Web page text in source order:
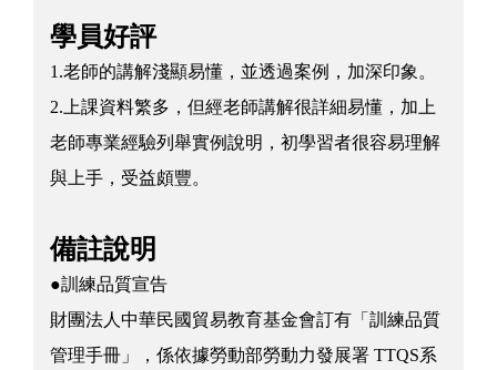
學員好評
1.老師的講解淺顯易懂，並透過案例，加深印象。
2.上課資料繁多，但經老師講解很詳細易懂，加上
老師專業經驗列舉實例說明，初學習者很容易理解
與上手，受益頗豐。
備註說明
●訓練品質宣告
財團法人中華民國貿易教育基金會訂有「訓練品質
管理手冊」，係依據勞動部勞動力發展署 TTQS系